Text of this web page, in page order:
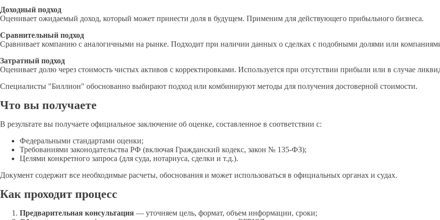
Доходный подход
Оценивает ожидаемый доход, который может принести доля в будущем. Применим для действующего прибыльного бизнеса.
Сравнительный подход
Сравнивает компанию с аналогичными на рынке. Подходит при наличии данных о сделках с подобными долями или
Затратный подход
Оценивает долю через стоимость чистых активов с корректировками. Используется при отсутствии прибыли или в случае
Специалисты "Биллион" обоснованно выбирают подход или комбинируют методы для получения достоверной стоимости.
Что вы получаете
В результате вы получаете официальное заключение об оценке, составленное в соответствии с:
Федеральными стандартами оценки;
Требованиями законодательства РФ (включая Гражданский кодекс, закон № 135-ФЗ);
Целями конкретного запроса (для суда, нотариуса, сделки и т.д.).
Документ содержит все необходимые расчеты, обоснования и может использоваться в официальных органах и судах.
Как проходит процесс
Предварительная консультация — уточняем цель, формат, объем информации, сроки;